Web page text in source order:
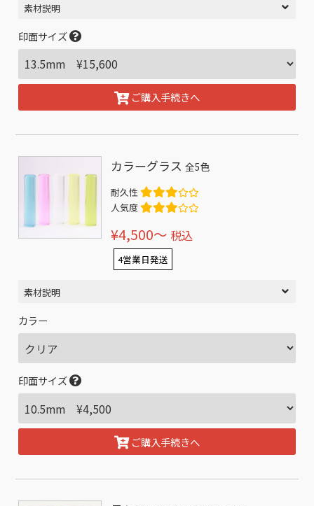
素材説明
印面サイズ
ご購入手続きへ
カラーグラス全5色
耐久性
人気度
¥4,500〜 税込
4営業日発送
素材説明
カラー
印面サイズ
ご購入手続きへ